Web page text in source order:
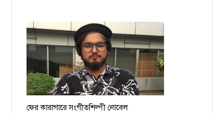
ফের কারাগারে সংগীতশিল্পী নোবেল